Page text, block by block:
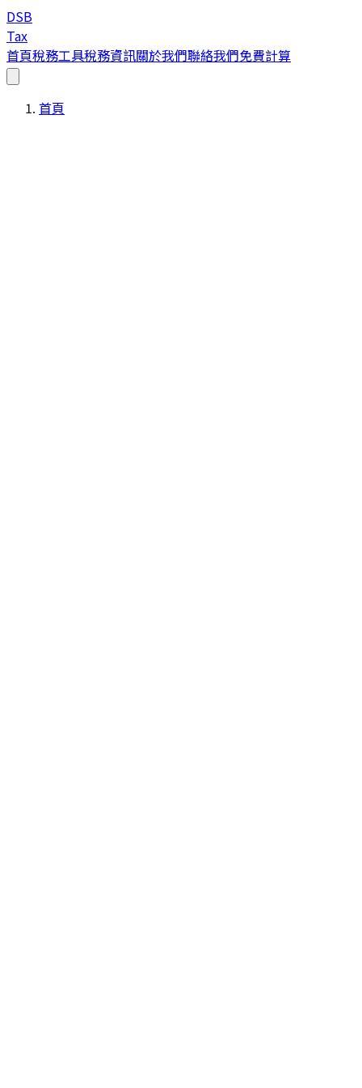
DSB
Tax
首頁稅務工具稅務資訊關於我們聯絡我們免費計算
首頁